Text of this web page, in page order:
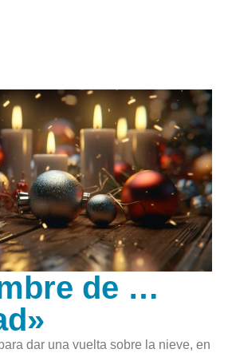
de …
dar una vuelta sobre la nieve, en